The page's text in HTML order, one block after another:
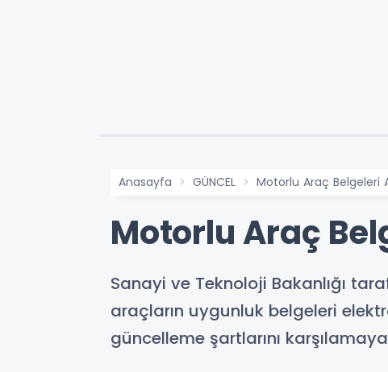
Anasayfa GÜNCEL Motorlu Araç Belgeleri
Motorlu Araç
Sanayi ve Teknoloji Bakanlığı
araçların uygunluk belgeleri
güncelleme şartlarını